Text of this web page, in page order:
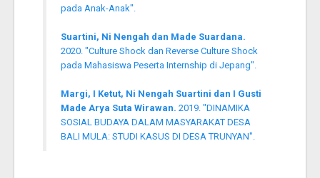
pada Anak-Anak".
Suartini, Ni Nengah dan Made Suardana.
2020. "Culture Shock dan Reverse Culture Shock
pada Mahasiswa Peserta Internship di Jepang".
Margi, I Ketut, Ni Nengah Suartini dan I Gusti
Made Arya Suta Wirawan. 2019. "DINAMIKA
SOSIAL BUDAYA DALAM MASYARAKAT DESA
BALI MULA: STUDI KASUS DI DESA TRUNYAN".